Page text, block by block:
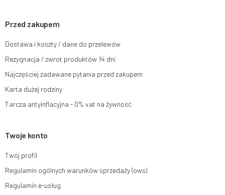
momencie bez wpływu na zgodność z prawem przetwarzania, którego
dokonano na podstawie zgody przed jej cofnięciem. W tym celu możesz
e-mail lub pisemnie na adres siedziby.
Więcej informacji:www.mouton.pl/ODO
Przed zakupem
Dostawa i koszty / dane do przelewów
Rezygnacja / zwrot produktów 14 dni
Najczęściej zadawane pytania przed zakupem
Karta dużej rodziny
Tarcza antyinflacyjna - 0% vat na żywność
Twoje konto
Twój profil
Regulamin ogólnych warunków sprzedaży (ows)
Regulamin e-usług